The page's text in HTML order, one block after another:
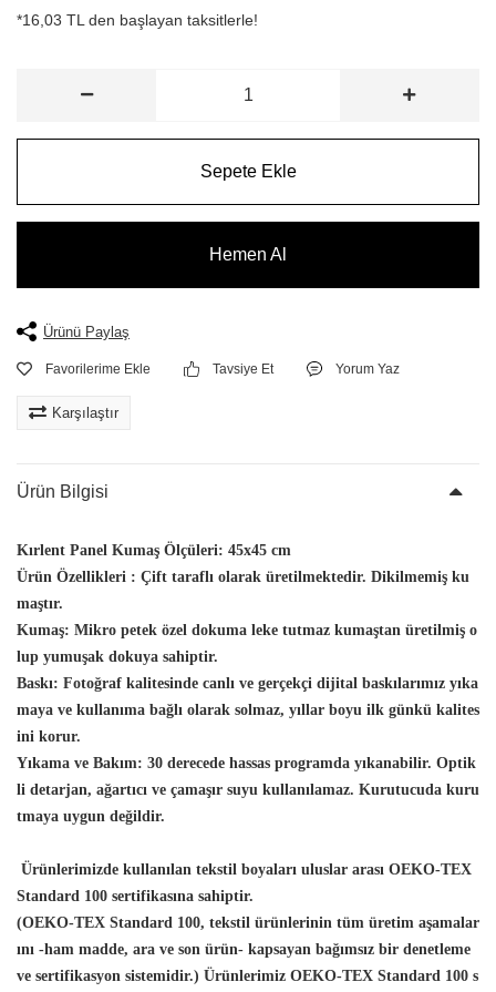
*16,03 TL den başlayan taksitlerle!
Sepete Ekle
Hemen Al
Ürünü Paylaş
Tavsiye Et Yorum Yaz
Karşılaştır
Ürün Bilgisi
Kırlent Panel Kumaş Ölçüleri: 45x45 cm
Ürün Özellikleri : Çift taraflı olarak üretilmektedir. Dikilmemiş ku
maştır.
Kumaş: Mikro petek özel dokuma leke tutmaz kumaştan üretilmiş o
lup yumuşak dokuya sahiptir.
Baskı: Fotoğraf kalitesinde canlı ve gerçekçi dijital baskılarımız yıka
maya ve kullanıma bağlı olarak solmaz, yıllar boyu ilk günkü kalites
ini korur.
Yıkama ve Bakım: 30 derecede hassas programda yıkanabilir. Optik
li detarjan, ağartıcı ve çamaşır suyu kullanılamaz. Kurutucuda kuru
tmaya uygun değildir.
Ürünlerimizde kullanılan tekstil boyaları uluslar arası OEKO-TEX
Standard 100 sertifikasına sahiptir.
(OEKO-TEX Standard 100, tekstil ürünlerinin tüm üretim aşamalar
ını -ham madde, ara ve son ürün- kapsayan bağımsız bir denetleme
ve sertifikasyon sistemidir.) Ürünlerimiz OEKO-TEX Standard 100 s